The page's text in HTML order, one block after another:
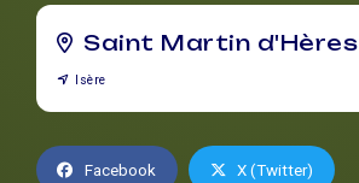
Saint Martin d'Hères
Isère
Facebook X (Twitter)